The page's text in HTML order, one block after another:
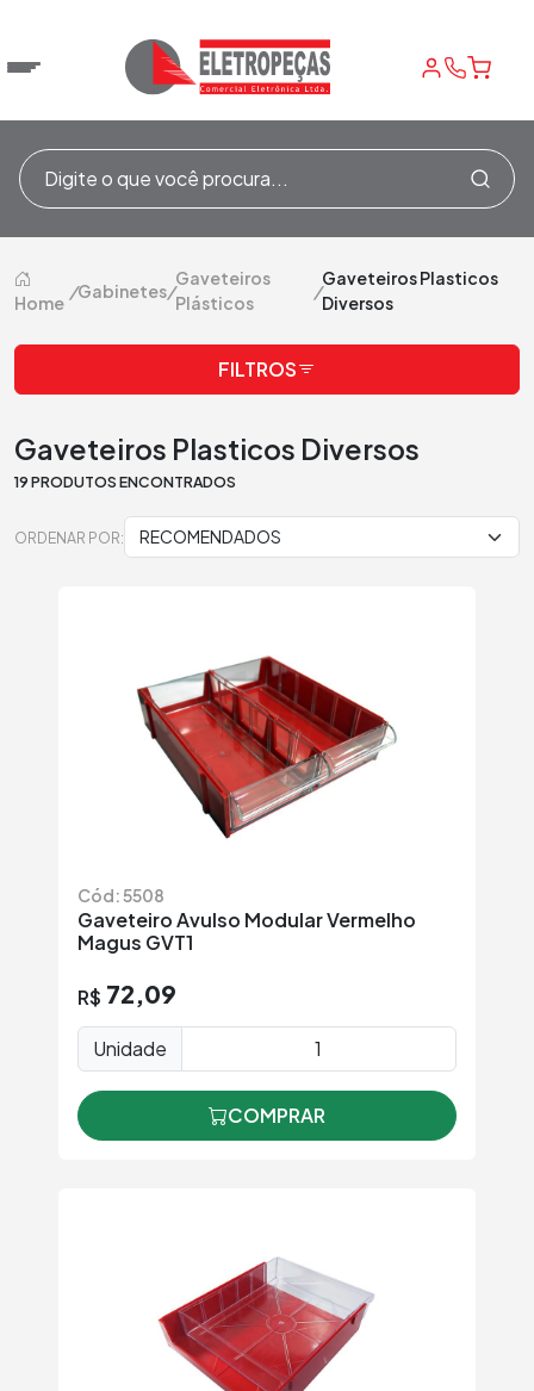
Home
/Gabinetes/
Gaveteiros
Plásticos
/
Gaveteiros Plasticos
Diversos
FILTROS
Gaveteiros Plasticos Diversos
19 PRODUTOS ENCONTRADOS
ORDENAR POR:
Cód: 5508
Gaveteiro Avulso Modular Vermelho
Magus GVT1
R$ 72,09
Unidade
COMPRAR